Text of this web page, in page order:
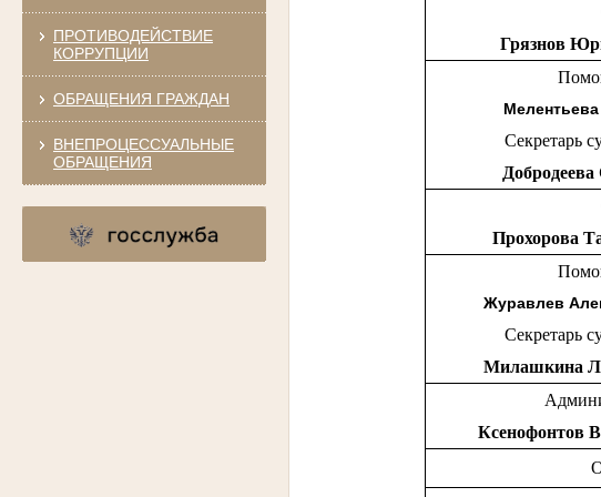
ПРОТИВОДЕЙСТВИЕ
КОРРУПЦИИ
ОБРАЩЕНИЯ ГРАЖДАН
ВНЕПРОЦЕССУАЛЬНЫЕ
ОБРАЩЕНИЯ
Грязнов
Секретарь
Прохорова
Журавлев
Секретарь
Милашкина
Ксенофонтов